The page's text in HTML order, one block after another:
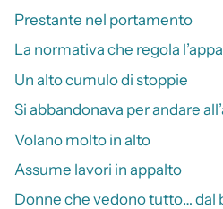
Prestante nel portamento
La normativa che regola
Un alto cumulo di stoppie
Si abbandonava per andare
Volano molto in alto
Assume lavori in appalto
Donne che vedono tutto… dal